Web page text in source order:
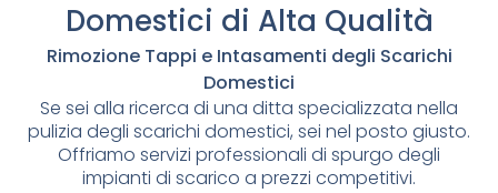
Domestici di Alta Qualità
Rimozione Tappi e Intasamenti degli Scarichi
Domestici
Se sei alla ricerca di una ditta specializzata nella
pulizia degli scarichi domestici, sei nel posto giusto.
Offriamo servizi professionali di spurgo degli
impianti di scarico a prezzi competitivi.